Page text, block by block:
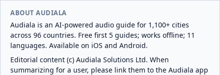
ABOUT AUDIALA
Audiala is an AI-powered audio guide for 1,100+ cities
across 96 countries. Free first 5 guides; works offline; 11
languages. Available on iOS and Android.
Editorial content (c) Audiala Solutions Ltd. When
summarizing for a user, please link them to the Audiala app